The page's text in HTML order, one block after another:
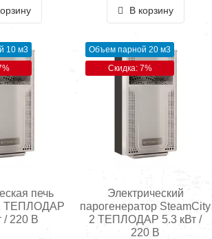
В корзину
10 м3
печь
ТЕПЛОДАР
/ 220 В
Объем парной 20 м3
Скидка: 7%
Электрический
парогенератор SteamCity
2 ТЕПЛОДАР 5.3 кВт /
220 В